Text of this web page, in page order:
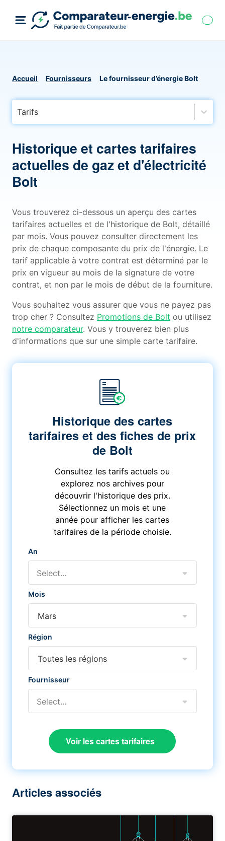
Accueil Fournisseurs Le fournisseur d’énergie Bolt
Tarifs
Historique et cartes tarifaires
actuelles de gaz et d'électricité
Bolt
Vous trouverez ci-dessous un aperçu des cartes
tarifaires actuelles et de l'historique de Bolt, détaillé
par mois. Vous pouvez consulter directement les
prix de chaque composante du prix de l'énergie. Le
tarif applicable à votre contrat est déterminé par le
prix en vigueur au mois de la signature de votre
contrat, et non par le mois de début de la fourniture.
Vous souhaitez vous assurer que vous ne payez pas
trop cher ? Consultez Promotions de Bolt ou utilisez
notre comparateur. Vous y trouverez bien plus
d'informations que sur une simple carte tarifaire.
Historique des cartes
tarifaires et des fiches de prix
de Bolt
Consultez les tarifs actuels ou
explorez nos archives pour
découvrir l'historique des prix.
Sélectionnez un mois et une
année pour afficher les cartes
tarifaires de la période choisie.
An
Select...
Mois
Mars
Région
Toutes les régions
Fournisseur
Select...
Voir les cartes tarifaires
Articles associés